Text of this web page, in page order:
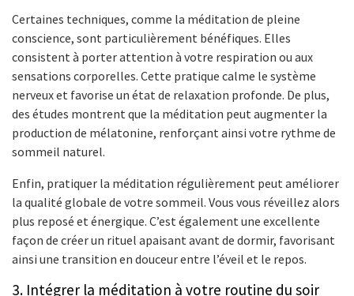
Certaines techniques, comme la méditation de pleine
conscience, sont particulièrement bénéfiques. Elles
consistent à porter attention à votre respiration ou aux
sensations corporelles. Cette pratique calme le système
nerveux et favorise un état de relaxation profonde. De plus,
des études montrent que la méditation peut augmenter la
production de mélatonine, renforçant ainsi votre rythme de
sommeil naturel.
Enfin, pratiquer la méditation régulièrement peut améliorer
la qualité globale de votre sommeil. Vous vous réveillez alors
plus reposé et énergique. C’est également une excellente
façon de créer un rituel apaisant avant de dormir, favorisant
ainsi une transition en douceur entre l’éveil et le repos.
3. Intégrer la méditation à votre routine du soir